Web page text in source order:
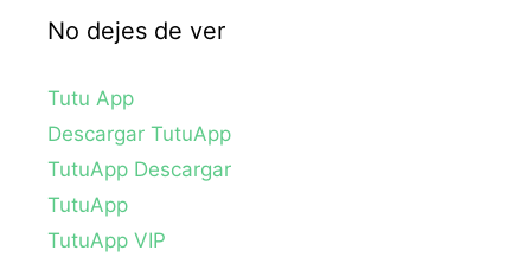
No dejes de ver
Tutu App
Descargar TutuApp
TutuApp Descargar
TutuApp
TutuApp VIP